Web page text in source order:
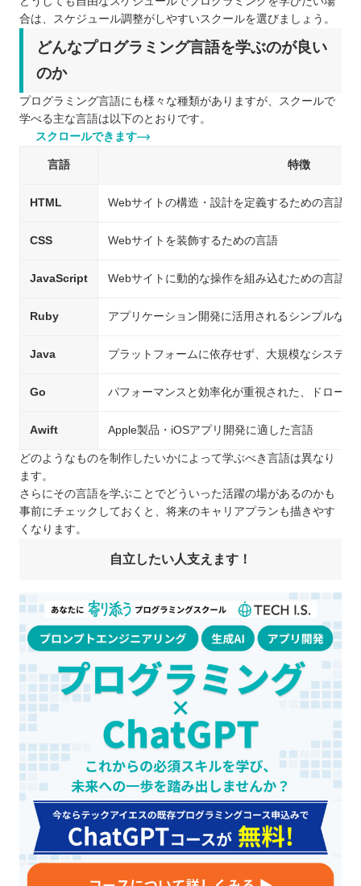
合は、スケジュール調整がしやすいスクールを選びましょう。
どんなプログラミング言語を学ぶのが良い
のか
プログラミング言語にも様々な種類がありますが、スクールで
学べる主な言語は以下のとおりです。
スクロールできます
言語 特徴
HTML Webサイトの構造・設計を定義するための言語
CSS Webサイトを装飾するための言語
JavaScript Webサイトに動的な操作を組み込むための言語
Ruby アプリケーション開発に活用されるシンプルな言
Java プラットフォームに依存せず、大規模なシステ
Go パフォーマンスと効率化が重視された、ドロー
Awift Apple製品・iOSアプリ開発に適した言語
どのようなものを制作したいかによって学ぶべき言語は異なり
ます。
さらにその言語を学ぶことでどういった活躍の場があるのかも
事前にチェックしておくと、将来のキャリアプランも描きやす
くなります。
自立したい人支えます！